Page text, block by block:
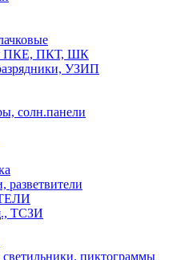
ПКЕ, ПКТ, ШК
УЗИП
солн.панели
разветвители
ТСЗИ
пиктограммы